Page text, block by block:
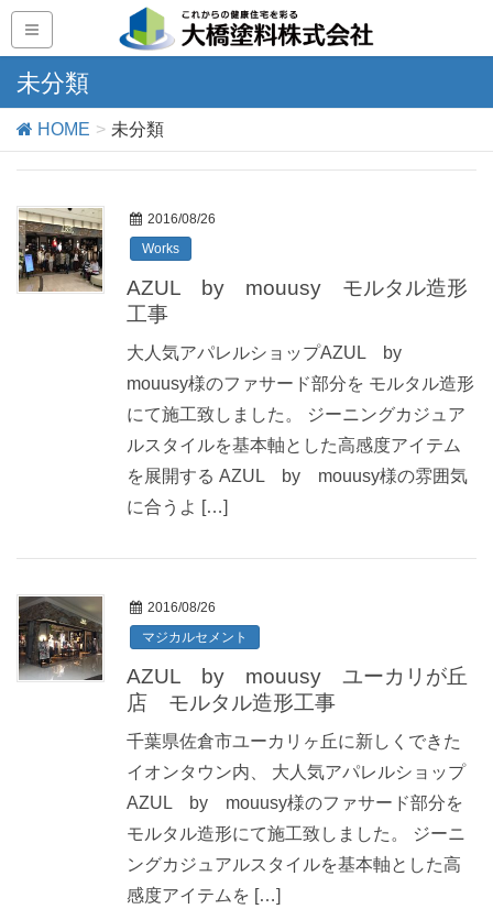
未分類
HOME 未分類
2016/08/26
Works
AZUL by mouusy モルタル造形
工事
大人気アパレルショップAZUL by
mouusy様のファサード部分を モルタル造形
にて施工致しました。 ジーニングカジュア
ルスタイルを基本軸とした高感度アイテム
を展開する AZUL by mouusy様の雰囲気
に合うよ […]
2016/08/26
マジカルセメント
AZUL by mouusy ユーカリが丘
店 モルタル造形工事
千葉県佐倉市ユーカリヶ丘に新しくできた
イオンタウン内、 大人気アパレルショップ
AZUL by mouusy様のファサード部分を
モルタル造形にて施工致しました。 ジーニ
ングカジュアルスタイルを基本軸とした高
感度アイテムを […]